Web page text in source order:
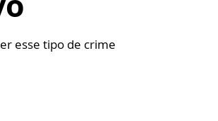
esse tipo de crime